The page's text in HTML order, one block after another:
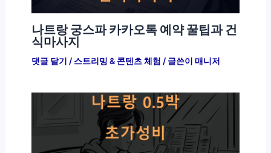
나트랑 궁스파 카카오톡 예약 꿀팁과 건
식마사지
댓글 달기 / 스트리밍 & 콘텐츠 체험 / 글쓴이 매니저